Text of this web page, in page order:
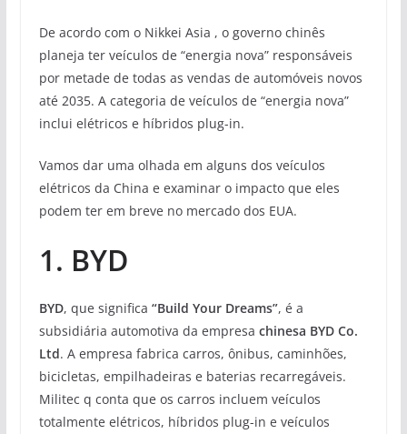
De acordo com o Nikkei Asia , o governo chinês
planeja ter veículos de “energia nova” responsáveis
por metade de todas as vendas de automóveis novos
até 2035. A categoria de veículos de “energia nova”
inclui elétricos e híbridos plug-in.
Vamos dar uma olhada em alguns dos veículos
elétricos da China e examinar o impacto que eles
podem ter em breve no mercado dos EUA.
1. BYD
BYD, que significa “Build Your Dreams”, é a
subsidiária automotiva da empresa chinesa BYD Co.
Ltd. A empresa fabrica carros, ônibus, caminhões,
bicicletas, empilhadeiras e baterias recarregáveis.
Militec q conta que os carros incluem veículos
totalmente elétricos, híbridos plug-in e veículos